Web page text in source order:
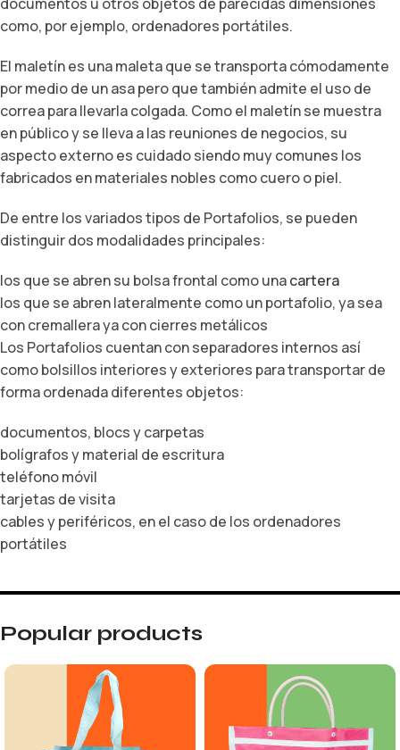
como, por ejemplo, ordenadores portátiles.
El maletín es una maleta que se transporta cómodamente
por medio de un asa pero que también admite el uso de
correa para llevarla colgada. Como el maletín se muestra
en público y se lleva a las reuniones de negocios, su
aspecto externo es cuidado siendo muy comunes los
fabricados en materiales nobles como cuero o piel.
De entre los variados tipos de Portafolios, se pueden
distinguir dos modalidades principales:
los que se abren su bolsa frontal como unacartera
los que se abren lateralmente como un portafolio, ya sea
con cremallera ya con cierres metálicos
Los Portafolios cuentan con separadores internos así
como bolsillos interiores y exteriores para transportar de
forma ordenada diferentes objetos:
documentos, blocs y carpetas
bolígrafos y material de escritura
teléfono móvil
tarjetas de visita
cables y periféricos, en el caso de los ordenadores
portátiles
Popular products